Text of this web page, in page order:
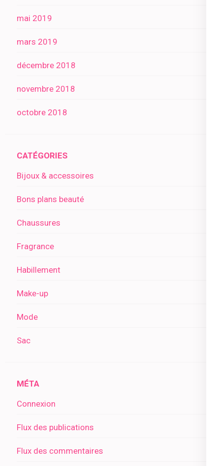
mai 2019
mars 2019
décembre 2018
novembre 2018
octobre 2018
CATÉGORIES
Bijoux & accessoires
Bons plans beauté
Chaussures
Fragrance
Habillement
Make-up
Mode
Sac
MÉTA
Connexion
Flux des publications
Flux des commentaires